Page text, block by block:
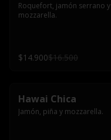
Roquefort, jamón serrano y
mozzarella.
$14.900$16.500
Hawai Chica
Jamón, piña y mozzarella.